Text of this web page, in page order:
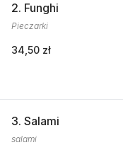
2. Funghi
Pieczarki
34,50 zł
3. Salami
salami